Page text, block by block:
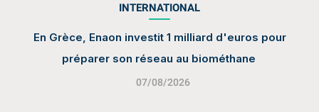
INTERNATIONAL
En Grèce, Enaon investit 1 milliard d'euros pour
préparer son réseau au biométhane
07/08/2026